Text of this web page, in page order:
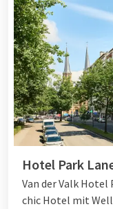
Hotel Park
Van der Valk
chic Hotel mit